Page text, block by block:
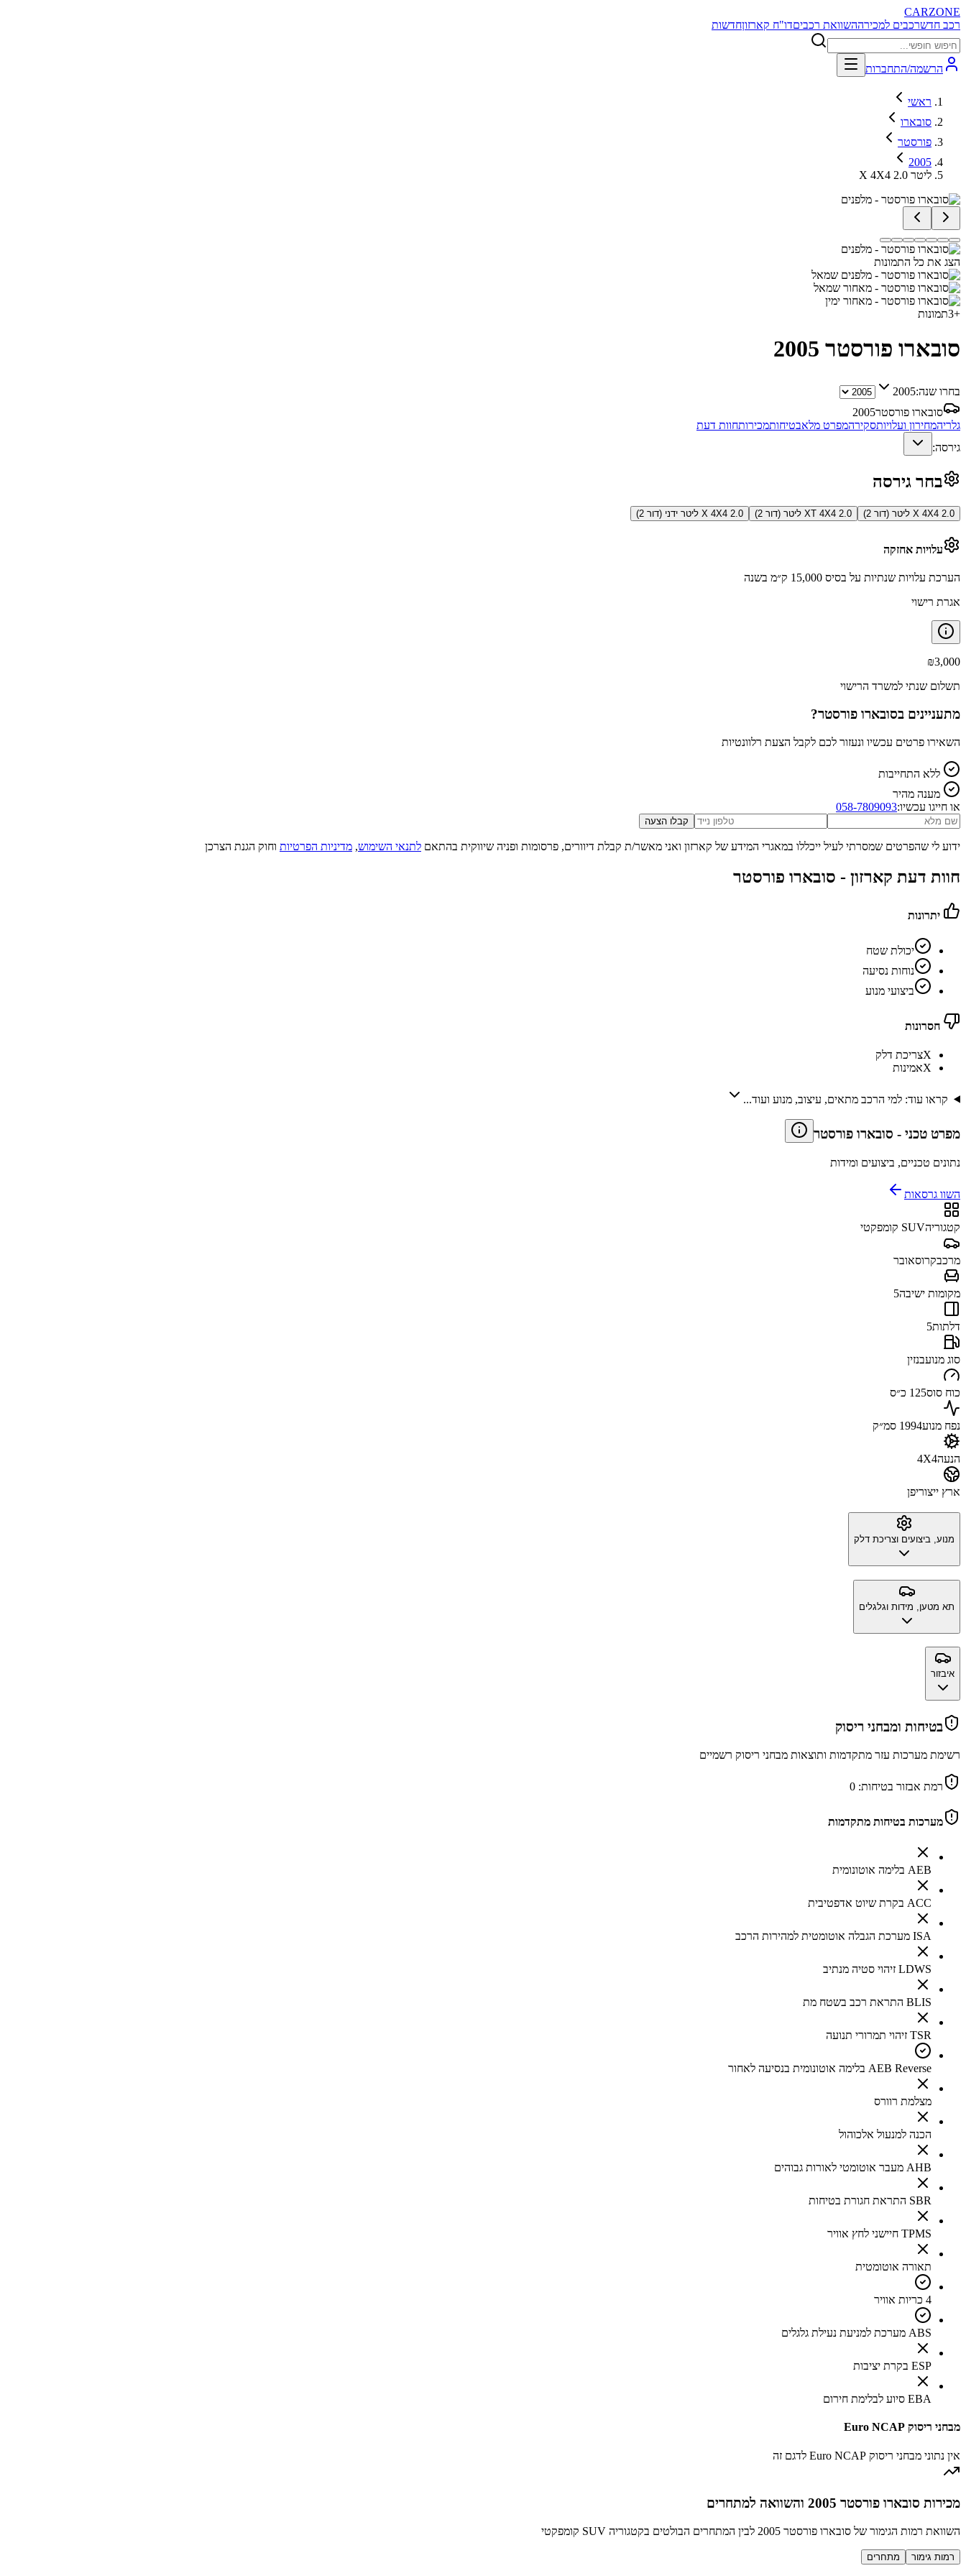
CARZONE
רכב חדשרכבים למכירההשוואת רכביםדו"ח קארזוןחדשות
הרשמה/התחברות
ראשי
סובארו
פורסטר
2005
X 4X4 2.0 ליטר
הצג את כל התמונות
+
3תמונות
סובארו פורסטר 2005
בחרו שנה:2005
סובארו פורסטר2005
גלריהמחירון ועלויותסקירהמפרט מלאבטיחותמכירותחוות דעת
גירסה:
בחר גירסה
X 4X4 2.0 ליטר (דור 2) XT 4X4 2.0 ליטר (דור 2) X 4X4 2.0 ליטר ידני (דור 2)
עלויות אחזקה
הערכת עלויות שנתיות על בסיס 15,000 ק״מ בשנה
אגרת רישוי
₪3,000
תשלום שנתי למשרד הרישוי
מתעניינים בסובארו פורסטר?
השאירו פרטים עכשיו ונעזור לכם לקבל הצעת רלוונטיות
ללא התחייבות
מענה מהיר
או חייגו עכשיו:058-7809093
קבלו הצעה
ידוע לי שהפרטים שמסרתי לעיל ייכללו במאגרי המידע של קארזון ואני מאשר/ת קבלת דיוורים, פרסומות ופניה שיווקית בהתאם לתנאי השימוש, מדיניות הפרטיות וחוק הגנת הצרכן
חוות דעת קארזון - סובארו פורסטר
יתרונות
יכולת שטח
נוחות נסיעה
ביצועי מנוע
חסרונות
Xצריכת דלק
Xאמינות
קראו עוד: למי הרכב מתאים, עיצוב, מנוע ועוד...
מפרט טכני - סובארו פורסטר
נתונים טכניים, ביצועים ומידות
השוו גרסאות
קטגוריהSUV קומפקטי
מרכבקרוסאובר
מקומות ישיבה5
דלתות5
סוג מנועבנזין
כוח סוס125 כ״ס
נפח מנוע1994 סמ״ק
הנעה4X4
ארץ ייצוריפן
מנוע, ביצועים וצריכת דלק
תא מטען, מידות וגלגלים
איבזור
בטיחות ומבחני ריסוק
רשימת מערכות עזר מתקדמות ותוצאות מבחני ריסוק רשמיים
רמת אבזור בטיחות: 0
מערכות בטיחות מתקדמות
AEB בלימה אוטונומית
ACC בקרת שיוט אדפטיבית
ISA מערכת הגבלה אוטומטית למהירות הרכב
LDWS זיהוי סטיה מנתיב
BLIS התראת רכב בשטח מת
TSR זיהוי תמרורי תנועה
AEB Reverse בלימה אוטונומית בנסיעה לאחור
מצלמת רוורס
הכנה למנעול אלכוהול
AHB מעבר אוטומטי לאורות גבוהים
SBR התראת חגורת בטיחות
TPMS חיישני לחץ אוויר
תאורה אוטומטית
4 כריות אוויר
ABS מערכת למניעת נעילת גלגלים
ESP בקרת יציבות
EBA סיוע לבלימת חירום
מבחני ריסוק Euro NCAP
אין נתוני מבחני ריסוק Euro NCAP לדגם זה
מכירות סובארו פורסטר 2005 והשוואה למתחרים
השוואת רמות הגימור של סובארו פורסטר 2005 לבין המתחרים הבולטים בקטגוריה SUV קומפקטי
רמות גימור מתחרים